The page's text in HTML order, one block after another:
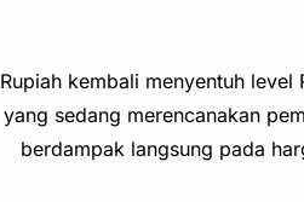
Rupiah kembali menyentuh
yang sedang merencanakan
berdampak langsung pada